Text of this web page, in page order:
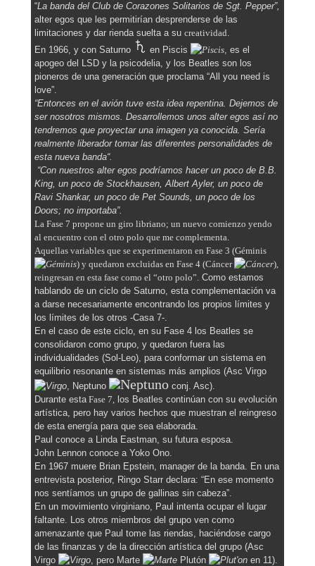
“La banda del Club de Corazones Solitarios de Sgt. Pepper”,
alter egos que les permitirían desprenderse de las
limitaciones y dar rienda suelta a su creatividad.
En 1966, y con Saturno
en Piscis
, es el
apogeo del LSD y la psicodelia, y los Beatles son los
pioneros de una generación que proclama “All you need is
love”.
“Entonces en el avión tuve esta idea repentina. Dejemos de
ser nosotros mismos. Desarrollemos unos alter egos así no
tendremos que proyectar una imagen ya conocida. Sería
realmente liberador tomar las diferentes personalidades de
esta nueva banda“.
“Con nuestros alter egos podríamos hacer un poco de B.B.
King, un poco de Stockhausen, Albert Ayler, un poco de
Ravi Shankar, un poco de Pet Sounds, un poco de los
Doors; no importaba”.
La Fase 7 propone un giro libriano; un nuevo comienzo yendo
al encuentro con el otro polo que me complementa.
Aquellas variables que se experimentaron en Fase 3 (Géminis
) y quedaron excluidas en Fase 4 (Cáncer
),
reingresan en esta fase como el “otro polo”. Como estamos
hablando de un ciclo de Saturno, esta complementación va
a darse necesariamente encontrando los propios límites y
los límites de los otros -Casa 7-.
En el caso de este ciclo, en su Fase 4 los Beatles se
consolidaron como grupo, y quedaron fuera las
individualidades (Sol-Leo), para conformar un sistema en
equilibrio resonante en sistemas más amplios (Asc Virgo
, Neptuno
conj. Asc).
Durante estaFase 7, los Beatles continúan con su evolución
artística, pero hay varios hechos que muestran el reingreso
de esta energía para que sea elaborada.
Paul conoce a Linda Eastman, su futura esposa.
John Lennon conoce a Yoko Ono.
En 1967 muere Brian Epstein, manager de la banda. En una
entrevista posterior, Ringo Starr declara: “En ese momento
nos sentíamos un grupo de gallinas sin cabeza”.
En un movimiento virginiano, Paul intenta ocupar el lugar
faltante. Los otros miembros del grupo ven como
amenazante que Paul tome las riendas, haciéndose cargo
de las finanzas y de la dirección artística del grupo (Asc
Virgo
, pero Marte Plutón
en 11).